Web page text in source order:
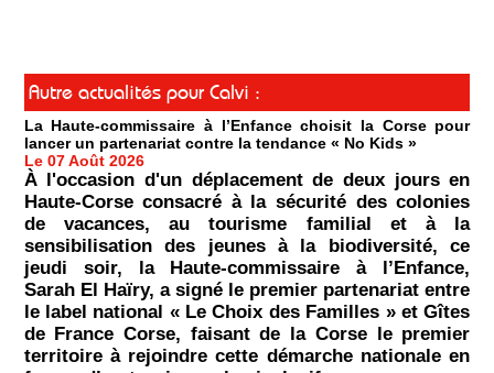
Autre actualités pour Calvi :
La Haute-commissaire à l’Enfance choisit la Corse pour
lancer un partenariat contre la tendance « No Kids »
Le 07 Août 2026
À l'occasion d'un déplacement de deux jours en
Haute-Corse consacré à la sécurité des colonies
de vacances, au tourisme familial et à la
sensibilisation des jeunes à la biodiversité, ce
jeudi soir, la Haute-commissaire à l’Enfance,
Sarah El Haïry, a signé le premier partenariat entre
le label national « Le Choix des Familles » et Gîtes
de France Corse, faisant de la Corse le premier
territoire à rejoindre cette démarche nationale en